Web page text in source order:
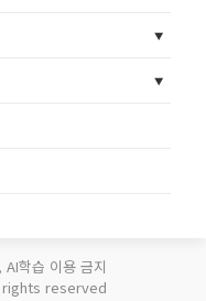
학습 이용 금지
rights reserved